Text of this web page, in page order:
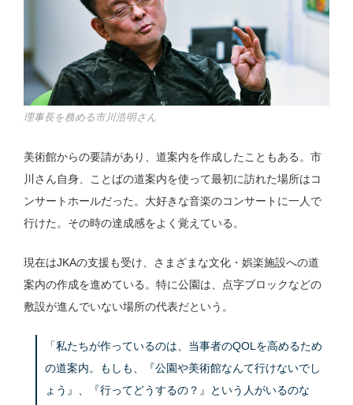
理事長を務める市川浩明さん
美術館からの要請があり、道案内を作成したこともある。市
川さん自身、ことばの道案内を使って最初に訪れた場所はコ
ンサートホールだった。大好きな音楽のコンサートに一人で
行けた。その時の達成感をよく覚えている。
現在はJKAの支援も受け、さまざまな文化・娯楽施設への道
案内の作成を進めている。特に公園は、点字ブロックなどの
敷設が進んでいない場所の代表だという。
「私たちが作っているのは、当事者のQOLを高めるため
の道案内。もしも、『公園や美術館なんて行けないでし
ょう』、『行ってどうするの？』という人がいるのな